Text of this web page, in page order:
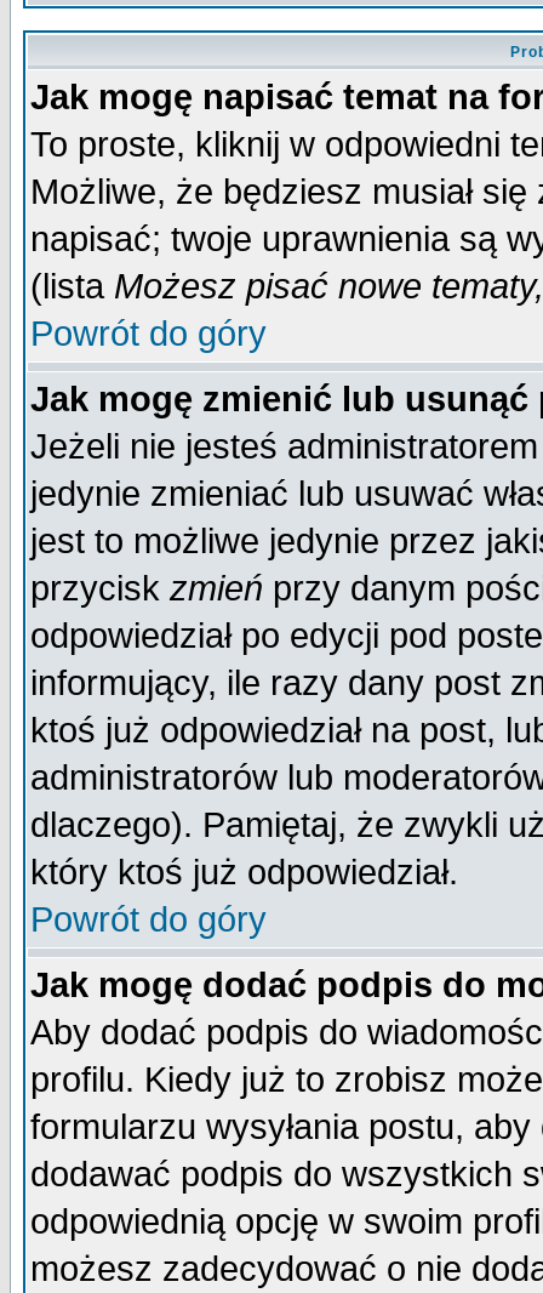
Jak mogę napisać temat na
To proste, kliknij w odpowiedni
Możliwe, że będziesz musiał
napisać; twoje uprawnienia są
(lista Możesz pisać nowe
Powrót do góry
Jak mogę zmienić lub usunąć
Jeżeli nie jesteś
jedynie zmieniać lub usuwać
jest to możliwe jedynie przez
przycisk zmień przy danym
odpowiedział po edycji pod
informujący, ile razy dany post
ktoś już odpowiedział na post,
administratorów lub
dlaczego). Pamiętaj, że zwykli
który ktoś już odpowiedział.
Powrót do góry
Jak mogę dodać podpis do
Aby dodać podpis do
profilu. Kiedy już to zrobisz
formularzu wysyłania postu,
dodawać podpis do wszystkich
odpowiednią opcję w swoim
możesz zadecydować o nie